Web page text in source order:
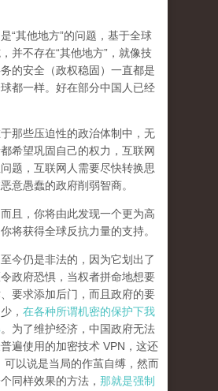
“其他地方”的问题，基于全球
并不存在“其他地方”，就像技
的安全（政权稳固）一直都是
都一样。好在部分中国人已经
那些压迫性的政治体制中，无
希望巩固自己的权力，互联网
题，互联网人需要尽快转换思
意愚蠢的政府削弱智商。
且，你将由此发现一个更为高
将获得全球反抗力量的支持。
今仍是非法的，因为它划出了
政府恐惧，当权者拼命地想要
要求添加后门，而且政府的要
， 在各种所谓机密的保护下我
。为了维护经济，中国政府无法
遍使用的加密技术 VPN，这还
可以说是当局的作茧自缚，然而
同样效果的方法， 那就是强制